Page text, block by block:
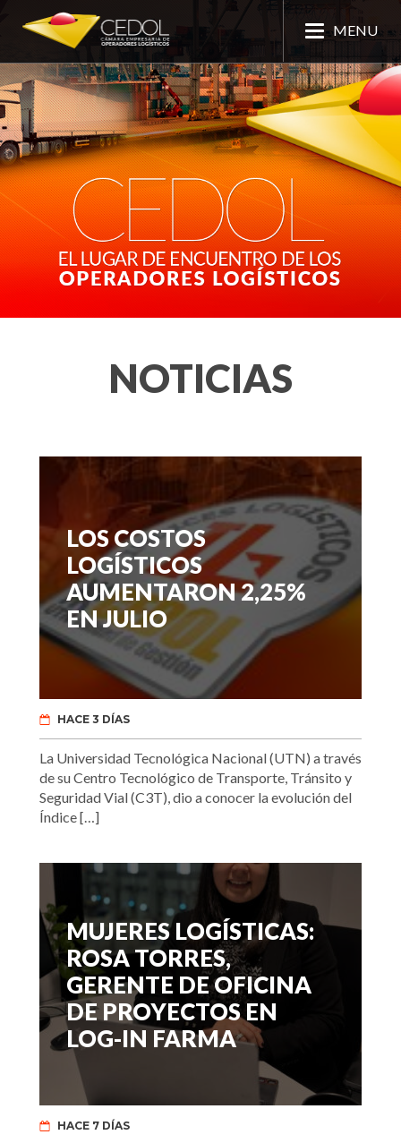
MENU
NOTICIAS
LOS COSTOS
LOGÍSTICOS
AUMENTARON 2,25%
EN JULIO
HACE 3 DÍAS
La Universidad Tecnológica Nacional (UTN) a través
de su Centro Tecnológico de Transporte, Tránsito y
Seguridad Vial (C3T), dio a conocer la evolución del
Índice […]
MUJERES LOGÍSTICAS:
ROSA TORRES,
GERENTE DE OFICINA
DE PROYECTOS EN
LOG-IN FARMA
HACE 7 DÍAS